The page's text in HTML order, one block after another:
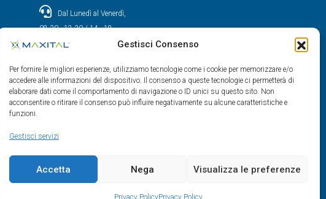
Gestisci Consenso
Per fornire le migliori esperienze, utilizziamo tecnologie come i cookie per memorizzare e/o
accedere alle informazioni del dispositivo. Il consenso a queste tecnologie ci permetterà di
elaborare dati come il comportamento di navigazione o ID unici su questo sito. Non
acconsentire o ritirare il consenso può influire negativamente su alcune caratteristiche e
funzioni.
Gestisci servizi
Accetta Nega Visualizza le preferenze
Privacy PolicyPrivacy Policy
Dal Lunedì al Venerdì,
08.30 - 12.30 / 14 - 18
0522/909701
info@maxital.it